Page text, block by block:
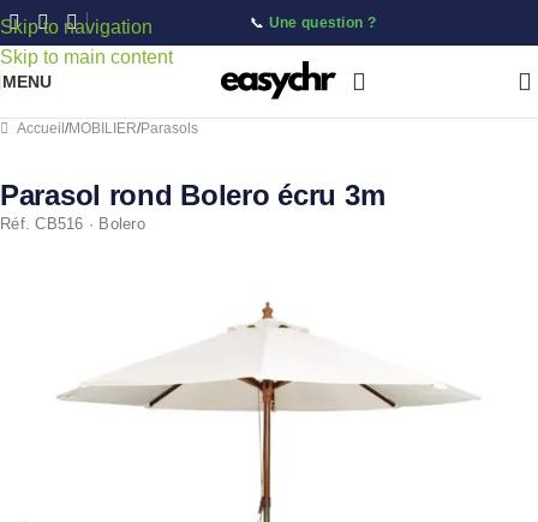
Skip to navigation
Skip to main content
📞 Une question ?
MENU
Accueil /MOBILIER/Parasols
Parasol rond Bolero écru 3m
Réf. CB516 · Bolero